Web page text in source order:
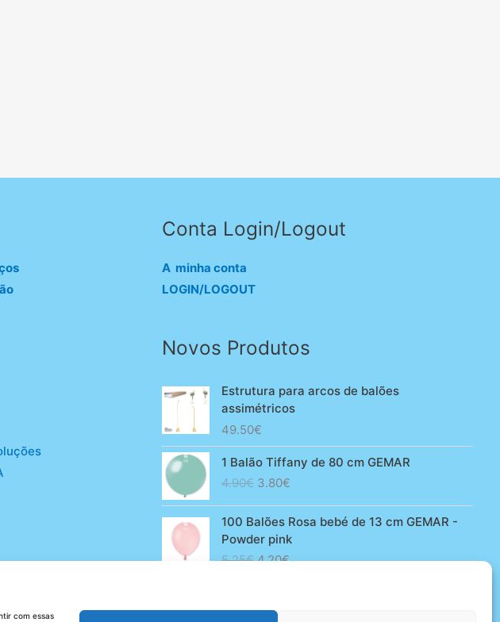
com essas
Conta Login/Logout
A minha conta
LOGIN/LOGOUT
Novos Produtos
Estrutura para arcos de balões
assimétricos
49.50€
1 Balão Tiffany de 80 cm GEMAR
4.90€ O
original
era:
4.90€.
3.80€O
atual
é:
100 Balões Rosa bebé de 13 cm GEMAR -
Powder pink
5.25€O
era:
4.20€O